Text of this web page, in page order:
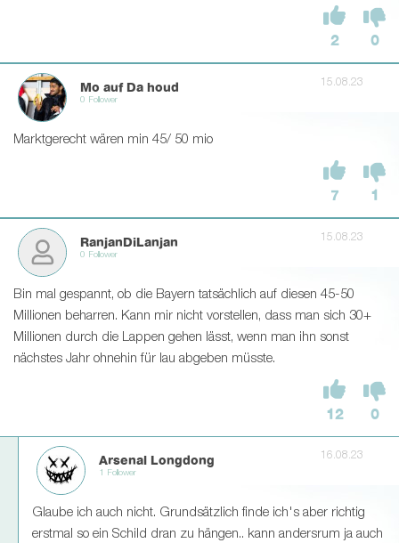
2 0
Mo auf Da houd
0 Follower
15.08.23
Marktgerecht wären min 45/ 50 mio
7 1
RanjanDiLanjan
0 Follower
15.08.23
Bin mal gespannt, ob die Bayern tatsächlich auf diesen 45-50
Millionen beharren. Kann mir nicht vorstellen, dass man sich 30+
Millionen durch die Lappen gehen lässt, wenn man ihn sonst
nächstes Jahr ohnehin für lau abgeben müsste.
12 0
Arsenal Longdong
1 Follower
16.08.23
Glaube ich auch nicht. Grundsätzlich finde ich's aber richtig
erstmal so ein Schild dran zu hängen.. kann andersrum ja auch